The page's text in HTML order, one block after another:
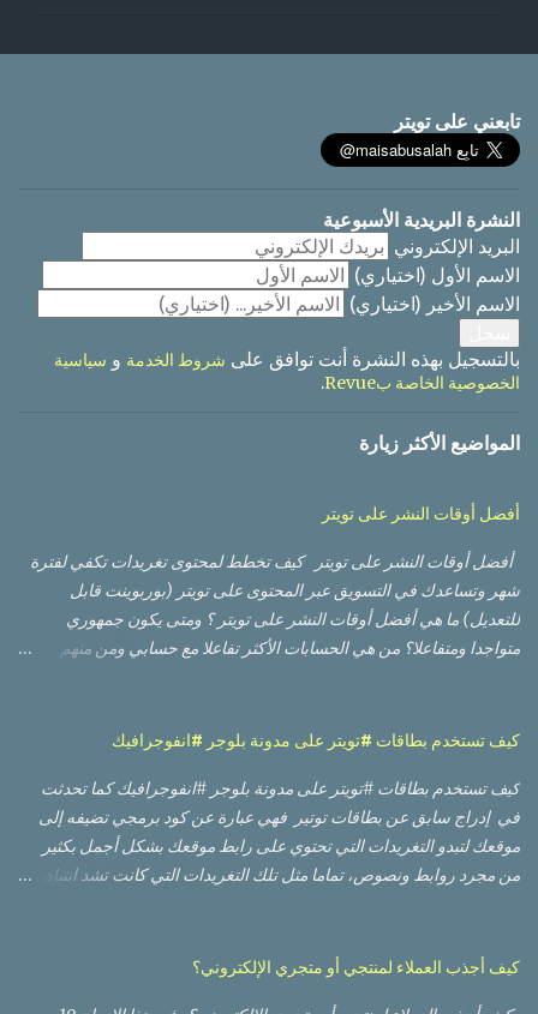
ت
تابعني على تويتر
النشرة البريدية الأسبوعية
البريد الإلكتروني
الاسم الأول (اختياري)
الاسم الأخير (اختياري)
بالتسجيل بهذه النشرة أنت توافق على شروط الخدمةوسياسية
الخصوصية الخاصة بRevue
.
المواضيع الأكثر زيارة
أفضل أوقات النشر على تويتر
أفضل أوقات النشر على تويتر كيف تخطط لمحتوى تغريدات تكفي لفترة
شهر وتساعدك في التسويق عبر المحتوى على تويتر (بوربوينت قابل
للتعديل) ما هي أفضل أوقات النشر على تويتر ؟ ومتى يكون جمهوري
متواجدا ومتفاعلا؟ من هي الحسابات الأكثر تفاعلا مع حسابي ومن منهم
الفيديوهات كان أداؤها أفضل؟ لا بد من أنك قرأت أو مررت على العديد من
والإجازة في تلك الدول، وعليك إعادة تقدير الأوقات لتناسب دولتك
وجمهورك، وقد يعمل أو لا يعمل، والسبب ظروف أخرى مثل كونهم مثلا
يتنقلون بوسائل النقل العام، مما يعطيهم وقتا. أكبر لتفقد حساباتهم على
منصات التواصل الاجتماعي قبل البدء بالعمل وبعد إنهاء العمل، بينما في
أمرا صعبا، لكن الخبر الجيد هو أنه يمكنك الوصول إلى تلك المعلومة عن
كيف تستخدم بطاقات #تويتر على مدونة بلوجر #انفوجرافيك
كيف تستخدم بطاقات #تويتر على مدونة بلوجر #انفوجرافيك كما تحدثت
في إدراج سابق عن بطاقات توتير فهي عبارة عن كود برمجي تضيفه إلى
موقعك لتبدو التغريدات التي تحتوي على رابط موقعك بشكل أجمل بكثير
من مجرد روابط ونصوص، تماما مثل تلك التغريدات التي كانت تشد انتباهنا
سأتحدث اليوم عن طريقة إضاقتها على مدونة بلوجر أو بلوج سبوت.
كيف أجذب العملاء لمنتجي أو متجري الإلكتروني؟